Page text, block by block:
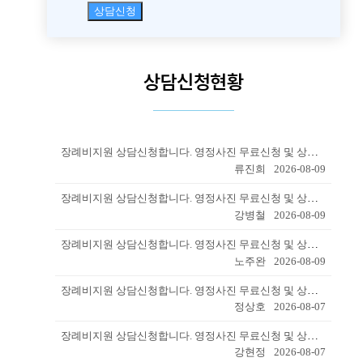
상담신청
상담신청현황
장례비지원 상담신청합니다. 영정사진 무료신청 및 상조서비스 신청으로 장례...
류진희
2026-08-09
장례비지원 상담신청합니다. 영정사진 무료신청 및 상조서비스 신청으로 장례...
강병철
2026-08-09
장례비지원 상담신청합니다. 영정사진 무료신청 및 상조서비스 신청으로 장례...
노주완
2026-08-09
장례비지원 상담신청합니다. 영정사진 무료신청 및 상조서비스 신청으로 장례...
정상호
2026-08-07
장례비지원 상담신청합니다. 영정사진 무료신청 및 상조서비스 신청으로 장례...
강현정
2026-08-07